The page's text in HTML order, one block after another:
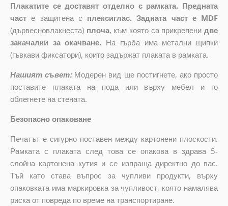
Плакатите се доставят отделно с рамката. Предната
част е защитена с плексиглас. Задната част е MDF
(дървесновлакнеста) плоча, към която са прикрепени две
закачалки за окачване. На гърба има метални щипки
(гъвкави фиксатори), които задържат плаката в рамката.
Нашият съвет: Модерен вид ще постигнете, ако просто
поставите плаката на пода или върху мебел и го
облегнете на стената.
Безопасно опаковане
Печатът е сигурно поставен между картонени плоскости.
Рамката с плаката след това се опакова в здрава 5-
слойна картонена кутия и се изпраща директно до вас.
Тъй като става въпрос за чупливи продукти, върху
опаковката има маркировка за чупливост, която намалява
риска от повреда по време на транспортиране.